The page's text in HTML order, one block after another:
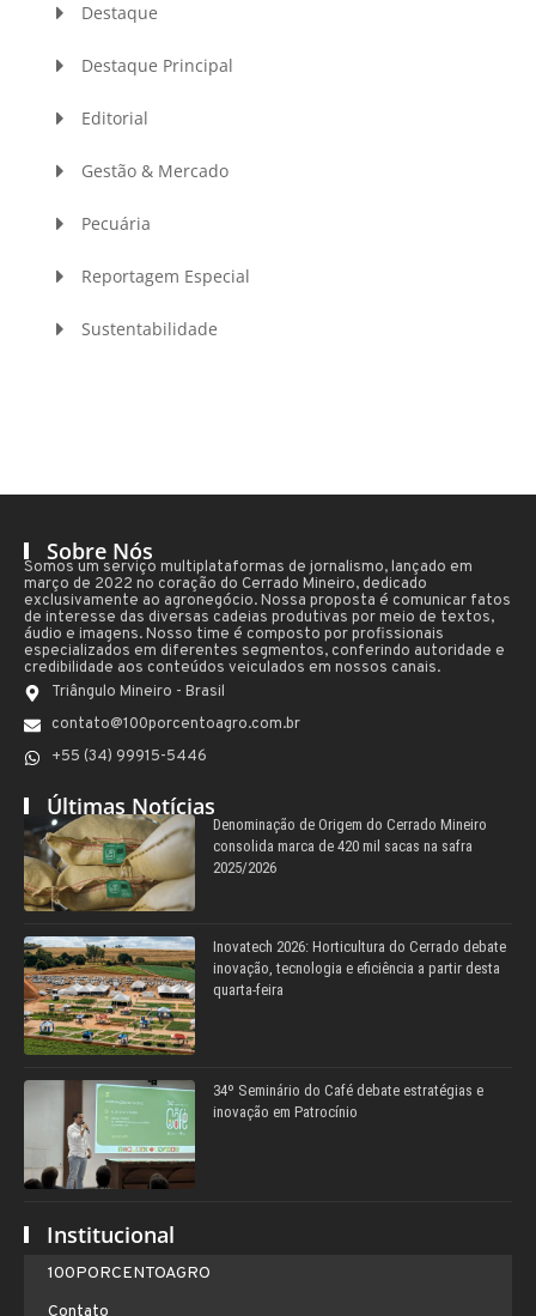
Destaque
Destaque Principal
Editorial
Gestão & Mercado
Pecuária
Reportagem Especial
Sustentabilidade
Sobre Nós
Somos um serviço multiplataformas de jornalismo, lançado em
março de 2022 no coração do Cerrado Mineiro, dedicado
exclusivamente ao agronegócio. Nossa proposta é comunicar fatos
de interesse das diversas cadeias produtivas por meio de textos,
áudio e imagens. Nosso time é composto por profissionais
especializados em diferentes segmentos, conferindo autoridade e
credibilidade aos conteúdos veiculados em nossos canais.
Triângulo Mineiro - Brasil
contato@100porcentoagro.com.br
+55 (34) 99915-5446
Últimas Notícias
Denominação de Origem do Cerrado Mineiro
consolida marca de 420 mil sacas na safra
2025/2026
Inovatech 2026: Horticultura do Cerrado debate
inovação, tecnologia e eficiência a partir desta
quarta-feira
34º Seminário do Café debate estratégias e
inovação em Patrocínio
Institucional
100PORCENTOAGRO